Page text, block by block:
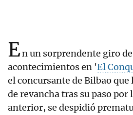
En un sorprendente giro
acontecimientos en 'El
el concursante de Bilbao que
de revancha tras su paso por
anterior, se despidió